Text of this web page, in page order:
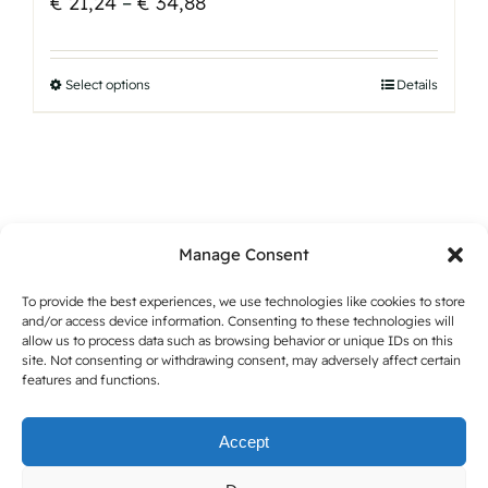
Manage Consent
To provide the best experiences, we use technologies like cookies to store
and/or access device information. Consenting to these technologies will
allow us to process data such as browsing behavior or unique IDs on this
site. Not consenting or withdrawing consent, may adversely affect certain
features and functions.
Accept
€ 21,24
Select optionsThis
product
may
be
chosen
the
product
Details